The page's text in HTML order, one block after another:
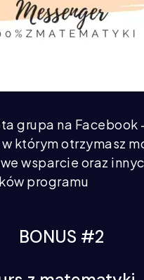
grupa na Facebook
którym otrzymasz
wsparcie oraz
programu
BONUS #2